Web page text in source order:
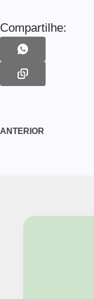
Compartilhe:
ANTERIOR